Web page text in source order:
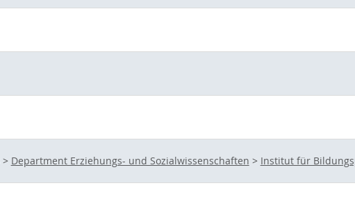
> Department Erziehungs- und Sozialwissenschaften > Institut für